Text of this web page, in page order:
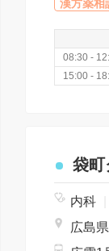
漢方薬相
08:30 -
15:00 -
袋町
内科